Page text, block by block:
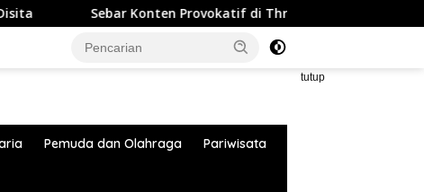
Sebar Konten Provokatif di Threads, Dua Pria Ditangkap
tutup
Pemuda dan Olahraga Pariwisata